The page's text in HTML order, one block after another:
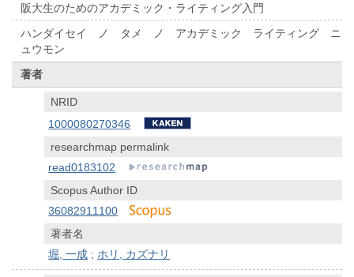
阪大生のためのアカデミック・ライティング入門
ハンダイセイ ノ タメ ノ アカデミック ライティング ニ
ュウモン
著者
NRID
1000080270346
researchmap permalink
read0183102
Scopus Author ID
36082911100
著者名
堀, 一成 ;ホリ, カズナリ